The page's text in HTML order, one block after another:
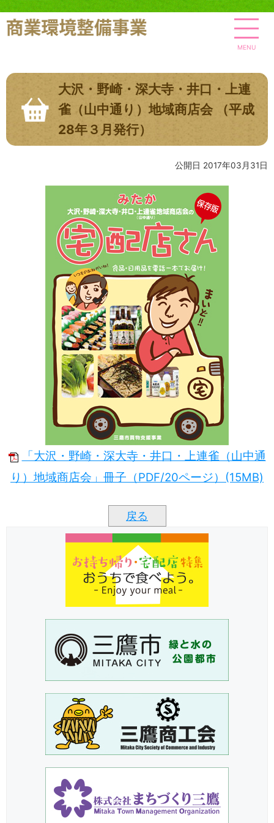
MENU
大沢・野崎・深大寺・井口・上連
雀（山中通り）地域商店会 （平成
28年３月発行）
公開日 2017年03月31日
「大沢・野崎・深大寺・井口・上連雀（山中通
り）地域商店会」冊子（PDF/20ページ）(15MB)
戻る